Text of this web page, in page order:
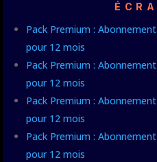
Pack Premium :
pour 12 mois
Pack Premium :
pour 12 mois
Pack Premium :
pour 12 mois
Pack Premium :
pour 12 mois